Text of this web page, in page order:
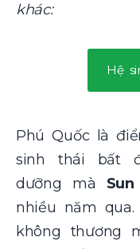
khác:
Hệ
Phú Quốc là
sinh thái bất
dưỡng mà
nhiều năm
không thương